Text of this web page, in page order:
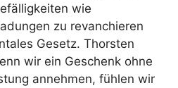
wie
zu revanchieren
Gesetz. Thorsten
wir ein Geschenk ohne
annehmen, fühlen wir